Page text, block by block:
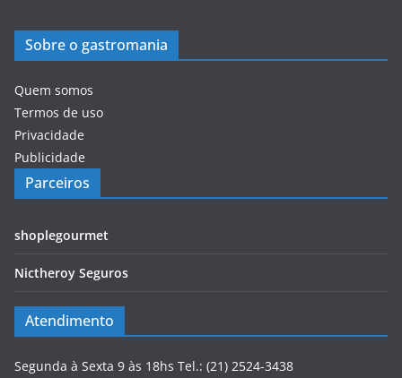
Sobre o gastromania
Quem somos
Termos de uso
Privacidade
Publicidade
Parceiros
shoplegourmet
Nictheroy Seguros
Atendimento
Segunda à Sexta 9 às 18hs Tel.: (21) 2524-3438